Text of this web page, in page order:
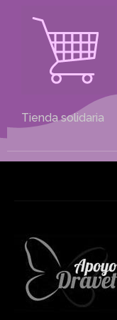
Tienda solidaria